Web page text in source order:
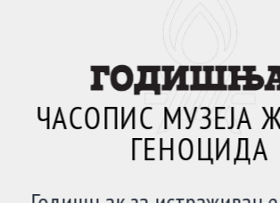
ЧАСОПИС МУЗЕЈА
ГЕНОЦИДА